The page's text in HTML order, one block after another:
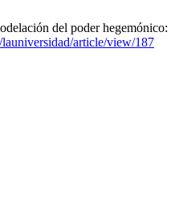
del poder
article/view/187